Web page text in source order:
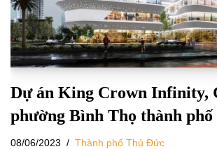
Dự án King Crown Infinity,
phường Bình Thọ thành
08/06/2023 Thành phố Thủ Đức